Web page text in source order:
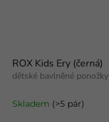
ROX Kids Ery (černá)
dětské bavlněné ponožky
Skladem (>5 pár)